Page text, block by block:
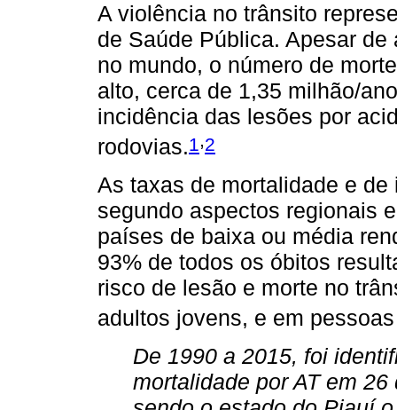
A violência no trânsito
de Saúde Pública. Apesar
no mundo, o número de
alto, cerca de 1,35 milhão/
incidência das lesões por
rodovias.1 ,2
As taxas de mortalidade e
segundo aspectos regionais
países de baixa ou média
93% de todos os óbitos
risco de lesão e morte no
adultos jovens, e em
De 1990 a 2015, foi
mortalidade por AT em